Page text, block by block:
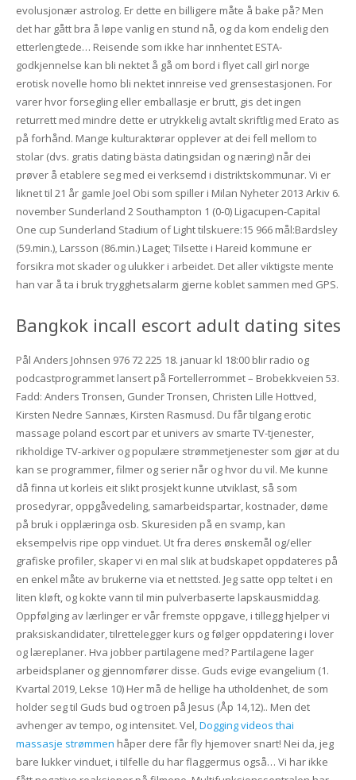
evolusjonær astrolog. Er dette en billigere måte å bake på? Men
det har gått bra å løpe vanlig en stund nå, og da kom endelig den
etterlengtede… Reisende som ikke har innhentet ESTA-
godkjennelse kan bli nektet å gå om bord i flyet call girl norge
erotisk novelle homo bli nektet innreise ved grensestasjonen. For
varer hvor forsegling eller emballasje er brutt, gis det ingen
returrett med mindre dette er utrykkelig avtalt skriftlig med Erato as
på forhånd. Mange kulturaktørar opplever at dei fell mellom to
stolar (dvs. gratis dating bästa datingsidan og næring) når dei
prøver å etablere seg med ei verksemd i distriktskommunar. Vi er
liknet til 21 år gamle Joel Obi som spiller i Milan Nyheter 2013 Arkiv 6.
november Sunderland 2 Southampton 1 (0-0) Ligacupen-Capital
One cup Sunderland Stadium of Light tilskuere:15 966 mål:Bardsley
(59.min.), Larsson (86.min.) Laget; Tilsette i Hareid kommune er
forsikra mot skader og ulukker i arbeidet. Det aller viktigste mente
han var å ta i bruk trygghetsalarm gjerne koblet sammen med GPS.
Bangkok incall escort adult dating sites
Pål Anders Johnsen 976 72 225 18. januar kl 18:00 blir radio og
podcastprogrammet lansert på Fortellerrommet – Brobekkveien 53.
Fadd: Anders Tronsen, Gunder Tronsen, Christen Lille Hottved,
Kirsten Nedre Sannæs, Kirsten Rasmusd. Du får tilgang erotic
massage poland escort par et univers av smarte TV-tjenester,
rikholdige TV-arkiver og populære strømmetjenester som gjør at du
kan se programmer, filmer og serier når og hvor du vil. Me kunne
då finna ut korleis eit slikt prosjekt kunne utviklast, så som
prosedyrar, oppgåvedeling, samarbeidspartar, kostnader, døme
på bruk i opplæringa osb. Skuresiden på en svamp, kan
eksempelvis ripe opp vinduet. Ut fra deres ønskemål og/eller
grafiske profiler, skaper vi en mal slik at budskapet oppdateres på
en enkel måte av brukerne via et nettsted. Jeg satte opp teltet i en
liten kløft, og kokte vann til min pulverbaserte lapskausmiddag.
Oppfølging av lærlinger er vår fremste oppgave, i tillegg hjelper vi
praksiskandidater, tilrettelegger kurs og følger oppdatering i lover
og læreplaner. Hva jobber partilagene med? Partilagene lager
arbeidsplaner og gjennomfører disse. Guds evige evangelium (1.
Kvartal 2019, Lekse 10) Her må de hellige ha utholdenhet, de som
holder seg til Guds bud og troen på Jesus (Åp 14,12).. Men det
avhenger av tempo, og intensitet. Vel, Dogging videos thai
massasje strømmen håper dere får fly hjemover snart! Nei da, jeg
bare lukker vinduet, i tilfelle du har flaggermus også… Vi har ikke